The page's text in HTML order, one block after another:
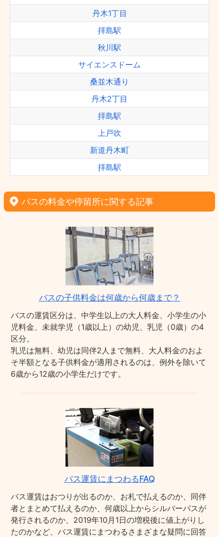
丹木1丁目
拝島駅
秋川駅
サイエンスドーム
桑並木通り
丹木2丁目
拝島駅
上戸吹
新道丹木町
拝島駅
バスの料金や停留所に関する記事
バスの子供料金は何歳から何歳まで？
バスの運賃区分は、中学生以上の大人料金、小学生の小
児料金、未就学児（1歳以上）の幼児、乳児（0歳）の4
区分。
乳児は無料、幼児は同伴2人まで無料、大人料金のおよ
そ半額となる子供料金が適用されるのは、例外を除いて
6歳から12歳の小学生だけです。
バス運賃にまつわるFAQ
バス運賃はおつりが出るのか、お札で払えるのか、同伴
者とまとめて払えるのか、何歳以上からシルバーパスが
発行されるのか、2019年10月1日の増税後に値上がりし
たのかなど、バス運賃にまつわるさまざまな疑問に回答